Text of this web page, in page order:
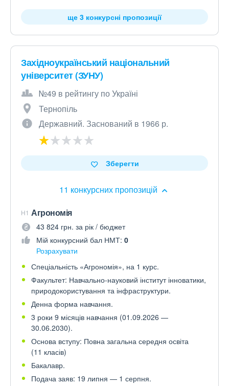
ще 3 конкурсні пропозиції
Західноукраїнський національний
університет (ЗУНУ)
№49 в рейтингу по Україні
Тернопіль
Державний. Заснований в 1966 р.
11 конкурсних пропозицій
Зберегти
H1 Агрономія
43 824 грн. за рік / бюджет
Мій конкурсний бал НМТ: 0
Розрахувати
Спеціальність «Агрономія», на 1 курс.
Факультет: Навчально-науковий інститут інноватики,
природокористування та інфраструктури.
Денна форма навчання.
3 роки 9 місяців навчання (01.09.2026 —
30.06.2030).
Основа вступу: Повна загальна середня освіта
(11 класів)
Бакалавр.
Подача заяв: 19 липня — 1 серпня.